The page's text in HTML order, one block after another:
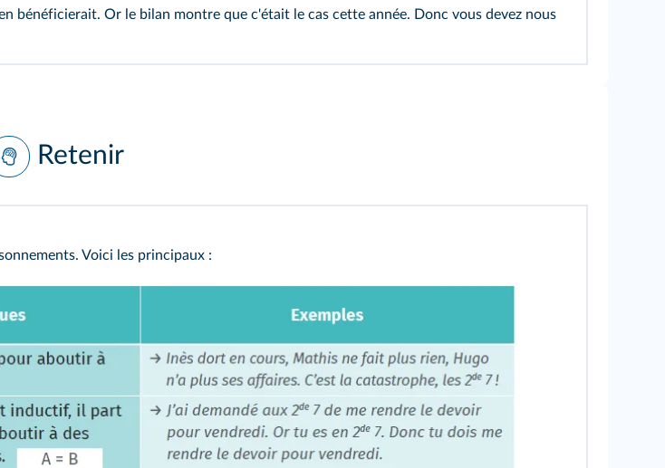
bénéficierait. Or le bilan montre que c'était le cas cette année. Donc vous devez nous
Retenir
Voici les principaux :